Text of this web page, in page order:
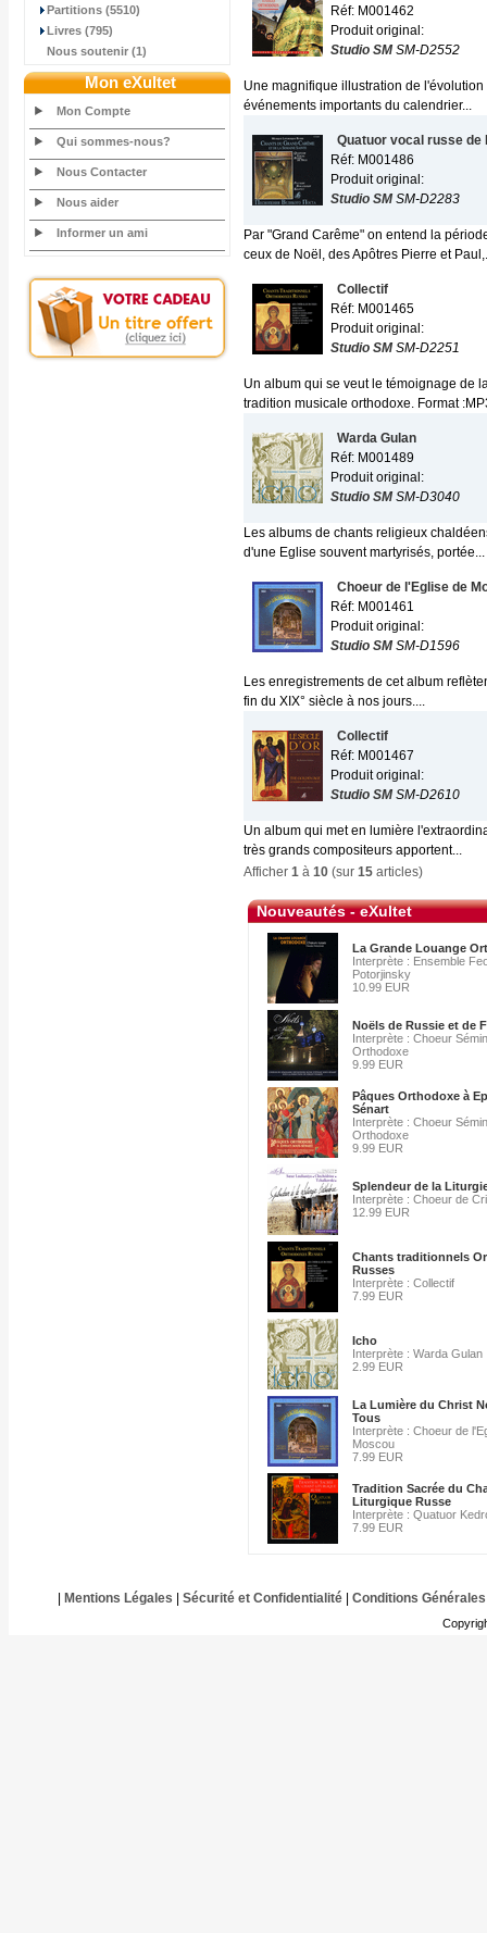
Partitions (5510)
Livres (795)
Nous soutenir (1)
Mon eXultet
Mon Compte
Qui sommes-nous?
Nous Contacter
Nous aider
Informer un ami
Réf: M001462
Produit original:
Studio SM SM-D2552
Une magnifique illustration de
événements importants du calendrier...
Quatuor vocal russe de
Réf: M001486
Produit original:
Studio SM SM-D2283
Par "Grand Carême" on entend la
ceux de Noël, des Apôtres Pierre et
Collectif
Réf: M001465
Produit original:
Studio SM SM-D2251
Un album qui se veut le témoignage de
tradition musicale orthodoxe. Format
Warda Gulan
Réf: M001489
Produit original:
Studio SM SM-D3040
Les albums de chants religieux
d'une Eglise souvent martyrisés, portée...
Choeur de l'Eglise de
Réf: M001461
Produit original:
Studio SM SM-D1596
Les enregistrements de cet album
fin du XIX° siècle à nos jours....
Collectif
Réf: M001467
Produit original:
Studio SM SM-D2610
Un album qui met en lumière
très grands compositeurs apportent...
Afficher 1 à 10 (sur 15 articles)
Nouveautés - eXultet
La Grande Louange
Interprète : Ensemble
Potorjinsky
10.99 EUR
Noëls de Russie et de
Interprète : Choeur
Orthodoxe
9.99 EUR
Pâques Orthodoxe à
Sénart
Interprète : Choeur
Orthodoxe
9.99 EUR
Splendeur de la
Interprète : Choeur de
12.99 EUR
Chants traditionnels
Russes
Interprète : Collectif
7.99 EUR
Icho
Interprète : Warda Gulan
2.99 EUR
La Lumière du Christ
Tous
Interprète : Choeur de
Moscou
7.99 EUR
Tradition Sacrée du
Liturgique Russe
Interprète : Quatuor
7.99 EUR
Mentions Légales Sécurité et Confidentialité| Conditions Générales